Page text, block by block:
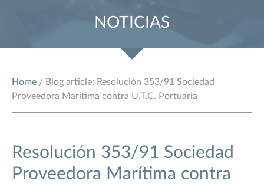
NOTICIAS
Home / Blog article: Resolución 353/91 Sociedad
Proveedora Marítima contra U.T.C. Portuaria
Resolución 353/91 Sociedad
Proveedora Marítima contra